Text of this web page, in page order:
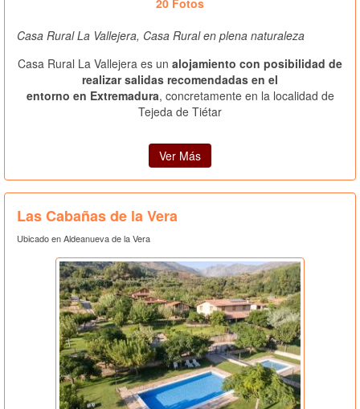
20 Fotos
Casa Rural La Vallejera, Casa Rural en plena naturaleza
Casa Rural La Vallejera es un alojamiento con posibilidad de
realizar salidas recomendadas en el
entorno en Extremadura, concretamente en la localidad de
Tejeda de Tiétar
Ver Más
Las Cabañas de la Vera
Ubicado en Aldeanueva de la Vera